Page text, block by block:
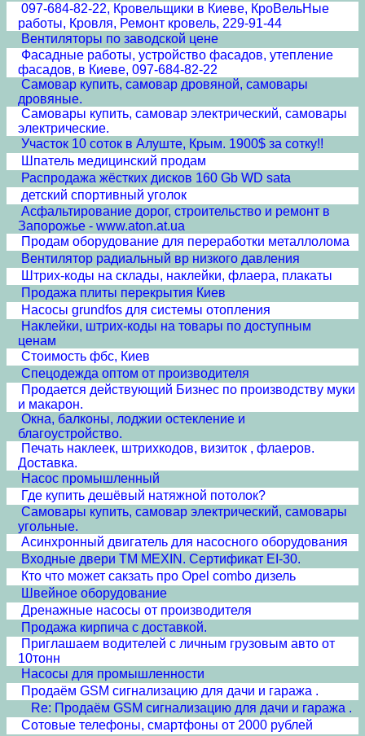
097-684-82-22, Кровельщики в Киеве, КроВельНые
работы, Кровля, Ремонт кровель, 229-91-44
Вентиляторы по заводской цене
Фасадные работы, устройство фасадов, утепление
фасадов, в Киеве, 097-684-82-22
Самовар купить, самовар дровяной, самовары
дровяные.
Самовары купить, самовар электрический, самовары
электрические.
Участок 10 соток в Алуште, Крым. 1900$ за сотку!!
Шпатель медицинский продам
Распродажа жёстких дисков 160 Gb WD sata
детский спортивный уголок
Асфальтирование дорог, строительство и ремонт в
Запорожье - www.aton.at.ua
Продам оборудование для переработки металлолома
Вентилятор радиальный вр низкого давления
Штрих-коды на склады, наклейки, флаера, плакаты
Продажа плиты перекрытия Киев
Насосы grundfos для системы отопления
Наклейки, штрих-коды на товары по доступным
ценам
Стоимость фбс, Киев
Спецодежда оптом от производителя
Продается действующий Бизнес по производству муки
и макарон.
Окна, балконы, лоджии остекление и
благоустройство.
Печать наклеек, штрихкодов, визиток , флаеров.
Доставка.
Насос промышленный
Где купить дешёвый натяжной потолок?
Самовары купить, самовар электрический, самовары
угольные.
Асинхронный двигатель для насосного оборудования
Входные двери ТМ MEXIN. Сертификат EI-30.
Кто что может сакзать про Opel combo дизель
Швейное оборудование
Дренажные насосы от производителя
Продажа кирпича с доставкой.
Приглашаем водителей с личным грузовым авто от
10тонн
Насосы для промышленности
Продаём GSM сигнализацию для дачи и гаража .
Re: Продаём GSM сигнализацию для дачи и гаража .
Сотовые телефоны, смартфоны от 2000 рублей